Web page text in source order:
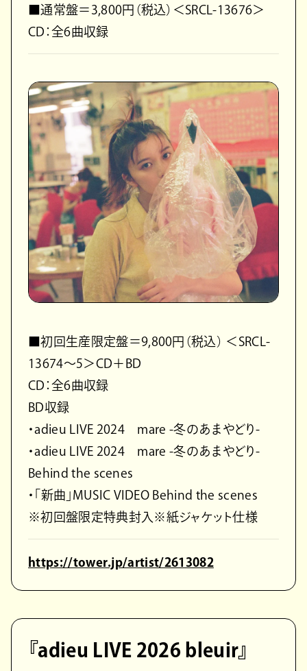
■通常盤＝3,800円（税込）＜SRCL-13676＞
CD：全6曲収録
■初回生産限定盤＝9,800円（税込） ＜SRCL-
13674〜5＞CD＋BD
CD：全6曲収録
BD収録
・adieu LIVE 2024 mare -冬のあまやどり-
・adieu LIVE 2024 mare -冬のあまやどり-
Behind the scenes
・「新曲」MUSIC VIDEO Behind the scenes
※初回盤限定特典封入※紙ジャケット仕様
https://tower.jp/artist/2613082
『adieu LIVE 2026 bleuir』